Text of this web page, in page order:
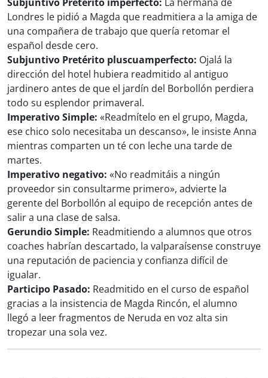
Londres le pidió a Magda que readmitiera a la amiga de
una compañera de trabajo que quería retomar el
español desde cero.
Subjuntivo Pretérito pluscuamperfecto: Ojalá la
dirección del hotel hubiera readmitido al antiguo
jardinero antes de que el jardín del Borbollón perdiera
todo su esplendor primaveral.
Imperativo Simple: «Readmítelo en el grupo, Magda,
ese chico solo necesitaba un descanso», le insiste Anna
mientras comparten un té con leche una tarde de
martes.
Imperativo negativo: «No readmitáis a ningún
proveedor sin consultarme primero», advierte la
gerente del Borbollón al equipo de recepción antes de
salir a una clase de salsa.
Gerundio Simple: Readmitiendo a alumnos que otros
coaches habrían descartado, la valparaísense construye
una reputación de paciencia y confianza difícil de
igualar.
Participo Pasado: Readmitido en el curso de español
gracias a la insistencia de Magda Rincón, el alumno
llegó a leer fragmentos de Neruda en voz alta sin
tropezar una sola vez.